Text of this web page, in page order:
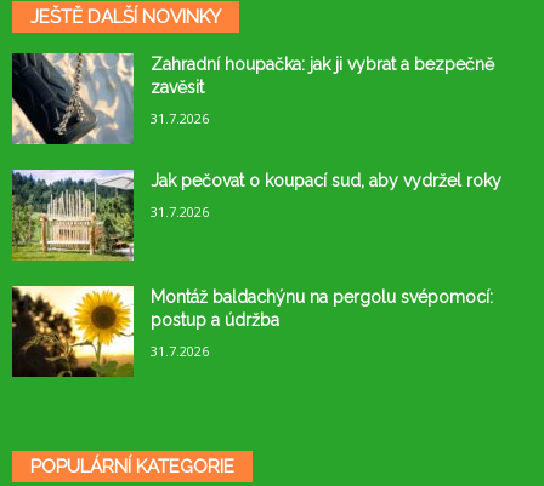
JEŠTĚ DALŠÍ NOVINKY
Zahradní houpačka: jak ji vybrat a bezpečně
zavěsit
31.7.2026
Jak pečovat o koupací sud, aby vydržel roky
31.7.2026
Montáž baldachýnu na pergolu svépomocí:
postup a údržba
31.7.2026
POPULÁRNÍ KATEGORIE